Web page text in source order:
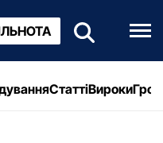
СтаттіВироки